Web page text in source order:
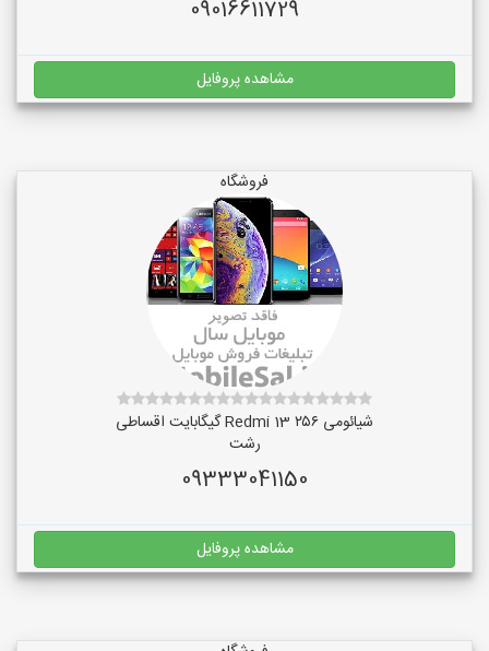
09016611729
مشاهده پروفایل
فروشگاه
شیائومی Redmi 13 ۲۵۶ گیگابایت اقساطی
رشت
09333041150
مشاهده پروفایل